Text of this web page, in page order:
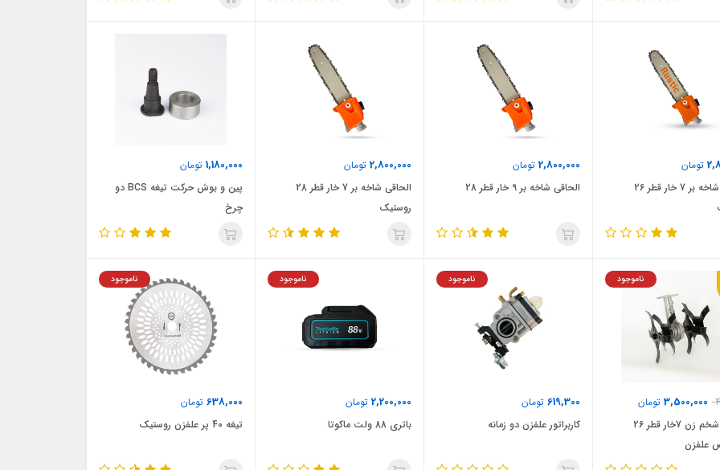
تومان
الحاقی شاخه بر 7 خار قطر 26
2,800,000 تومان
الحاقی شاخه بر 9 خار قطر 28
2,800,000 تومان
الحاقی شاخه بر 7 خار قطر 28
روستیک
1,180,000 تومان
پین و بوش حرکت تیغه BCS دو
چرخ
3,500,000 تومان
ناموجود
الحاقی شخم زن 7خار قطر 26
علفزن
619,300 تومان
ناموجود
کاربراتور علفزن دو زمانه
2,200,000 تومان
ناموجود
باتری 88 ولت ماکوتا
638,000 تومان
ناموجود
تیغه 40 پر علفزن روستیک